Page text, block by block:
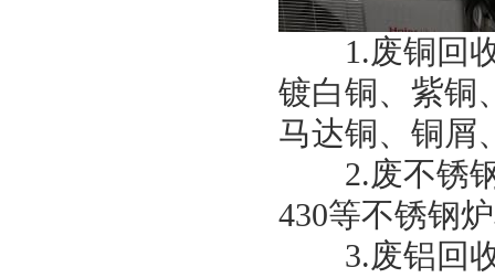
1.废铜回收:
镀白铜、紫铜
马达铜、铜屑
2.废不锈钢
430等不锈钢
3.废铝回收: